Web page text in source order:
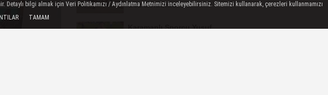
Göz Doldurdu
Karamanlı Sporcu Yusuf
bilgi almak için Veri Politikamızı / Aydınlatma Metnimizi inceleyebilirsiniz. Sitemizi kullanarak, çerezleri kullanmamızı
TAMAM